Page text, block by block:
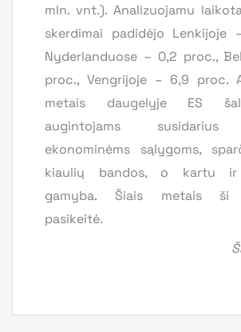
mln. vnt.). Analizuojamu
skerdimai padidėjo Lenkijoje
Nyderlanduose – 0,2 proc.,
proc., Vengrijoje – 6,9 proc.
metais daugelyje ES
augintojams susidarius
ekonominėms sąlygoms,
kiaulių bandos, o kartu ir
gamyba. Šiais metais ši
pasikeitė.